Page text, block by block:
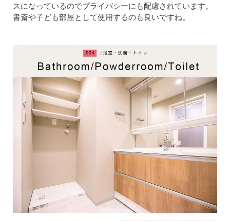
スになっているのでプライバシーにも配慮されています。
書斎や子ども部屋として使用するのも良いですね。